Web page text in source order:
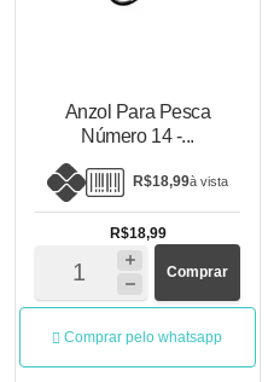
Anzol Para Pesca
Número 14 -...
R$18,99à vista
R$18,99
Comprar
Comprar pelo whatsapp